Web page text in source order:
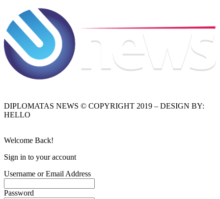
DIPLOMATAS NEWS © COPYRIGHT 2019 – DESIGN BY:
HELLO
Welcome Back!
Sign in to your account
Username or Email Address
Password